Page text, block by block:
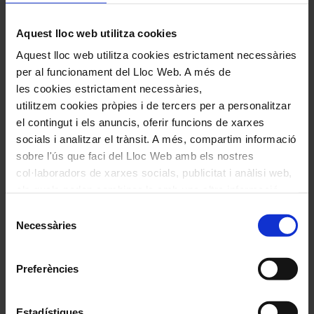
Aquest lloc web utilitza cookies
Aquest lloc web utilitza cookies estrictament necessàries
per al funcionament del Lloc Web. A més de
les cookies estrictament necessàries,
utilitzem cookies pròpies i de tercers per a personalitzar
el contingut i els anuncis, oferir funcions de xarxes
socials i analitzar el trànsit. A més, compartim informació
sobre l'ús que faci del Lloc Web amb els nostres
col·laboradors de xarxes socials, publicitat i anàlisi web,
de l'ús que hagi fet dels seus serveis. En el quadre
inferior pot “Permetre totes les cookies” o seleccionar el
"Permetre la selecció". Si vol més informació visiti la
deshabilitar o configurar les cookies en qualsevol
Necessàries
Preferències
Comparteix aquest article
Compártelo en Facebook
Compártelo per Email
Compártelo per Whatsapp
per
de